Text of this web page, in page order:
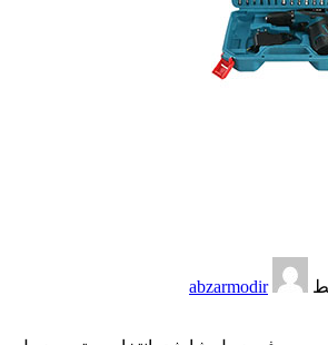
abzarmodir